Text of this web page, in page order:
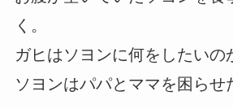
く。
ガヒはソヨンに何をしたいの
ソヨンはパパとママを困らせ